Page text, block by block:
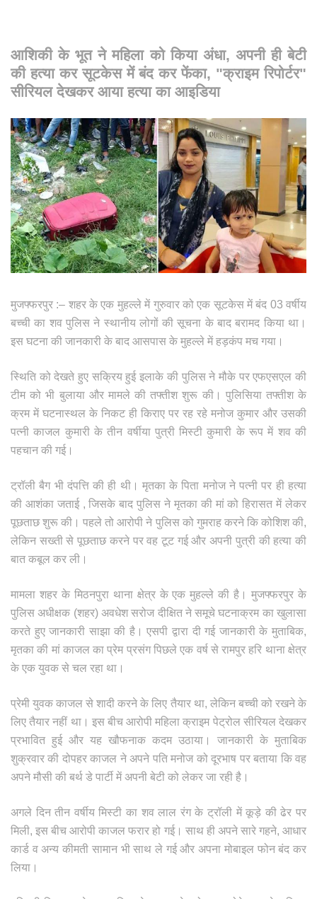
आशिकी के भूत ने महिला को किया अंधा, अपनी ही बेटी
की हत्या कर सूटकेस में बंद कर फेंका, "क्राइम रिपोर्टर"
सीरियल देखकर आया हत्या का आइडिया
मुजफ्फरपुर :– शहर के एक मुहल्ले में गुरुवार को एक सूटकेस में बंद 03 वर्षीय
बच्ची का शव पुलिस ने स्थानीय लोगों की सूचना के बाद बरामद किया था।
इस घटना की जानकारी के बाद आसपास के मुहल्ले में हड़कंप मच गया।
स्थिति को देखते हुए सक्रिय हुई इलाके की पुलिस ने मौके पर एफएसएल की
टीम को भी बुलाया और मामले की तफ्तीश शुरू की। पुलिसिया तफ्तीश के
क्रम में घटनास्थल के निकट ही किराए पर रह रहे मनोज कुमार और उसकी
पत्नी काजल कुमारी के तीन वर्षीया पुत्री मिस्टी कुमारी के रूप में शव की
पहचान की गई।
ट्रॉली बैग भी दंपत्ति की ही थी। मृतका के पिता मनोज ने पत्नी पर ही हत्या
की आशंका जताई , जिसके बाद पुलिस ने मृतका की मां को हिरासत में लेकर
पूछताछ शुरू की। पहले तो आरोपी ने पुलिस को गुमराह करने कि कोशिश की,
लेकिन सख्ती से पूछताछ करने पर वह टूट गई और अपनी पुत्री की हत्या की
बात कबूल कर ली।
मामला शहर के मिठनपुरा थाना क्षेत्र के एक मुहल्ले की है। मुजफ्फरपुर के
पुलिस अधीक्षक (शहर) अवधेश सरोज दीक्षित ने समूचे घटनाक्रम का खुलासा
करते हुए जानकारी साझा की है। एसपी द्वारा दी गई जानकारी के मुताबिक,
मृतका की मां काजल का प्रेम प्रसंग पिछले एक वर्ष से रामपुर हरि थाना क्षेत्र
के एक युवक से चल रहा था।
प्रेमी युवक काजल से शादी करने के लिए तैयार था, लेकिन बच्ची को रखने के
लिए तैयार नहीं था। इस बीच आरोपी महिला क्राइम पेट्रोल सीरियल देखकर
प्रभावित हुई और यह खौफनाक कदम उठाया। जानकारी के मुताबिक
शुक्रवार की दोपहर काजल ने अपने पति मनोज को दूरभाष पर बताया कि वह
अपने मौसी की बर्थ डे पार्टी में अपनी बेटी को लेकर जा रही है।
अगले दिन तीन वर्षीय मिस्टी का शव लाल रंग के ट्रॉली में कूड़े की ढेर पर
मिली, इस बीच आरोपी काजल फरार हो गई। साथ ही अपने सारे गहने, आधार
कार्ड व अन्य कीमती सामान भी साथ ले गई और अपना मोबाइल फोन बंद कर
लिया।